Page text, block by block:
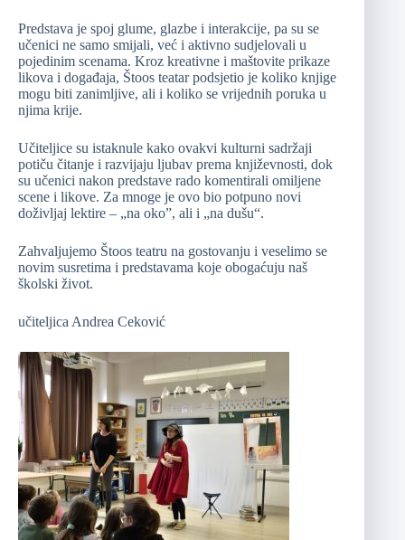
Predstava je spoj glume, glazbe i interakcije, pa su se
učenici ne samo smijali, već i aktivno sudjelovali u
pojedinim scenama. Kroz kreativne i maštovite prikaze
likova i događaja, Štoos teatar podsjetio je koliko knjige
mogu biti zanimljive, ali i koliko se vrijednih poruka u
njima krije.
Učiteljice su istaknule kako ovakvi kulturni sadržaji
potiču čitanje i razvijaju ljubav prema književnosti, dok
su učenici nakon predstave rado komentirali omiljene
scene i likove. Za mnoge je ovo bio potpuno novi
doživljaj lektire – „na oko”, ali i „na dušu“.
Zahvaljujemo Štoos teatru na gostovanju i veselimo se
novim susretima i predstavama koje obogaćuju naš
školski život.
učiteljica Andrea Ceković